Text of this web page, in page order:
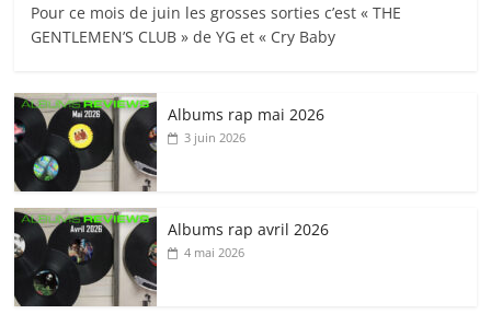
Pour ce mois de juin les grosses sorties c’est « THE
GENTLEMEN’S CLUB » de YG et « Cry Baby
Albums rap mai 2026
3 juin 2026
Albums rap avril 2026
4 mai 2026